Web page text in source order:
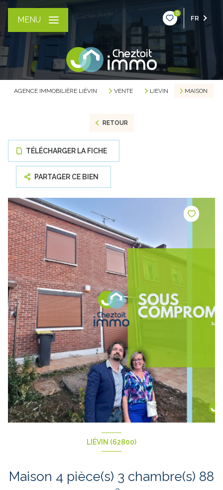
0
FR
MENU
AGENCE IMMOBILIÈRE LIÉVIN VENTE LIEVIN MAISON
RETOUR
TÉLÉCHARGER LA FICHE
PARTAGER CE BIEN
LIÉVIN (62800)
Maison 4 pièce(s) 3 chambre(s) 88